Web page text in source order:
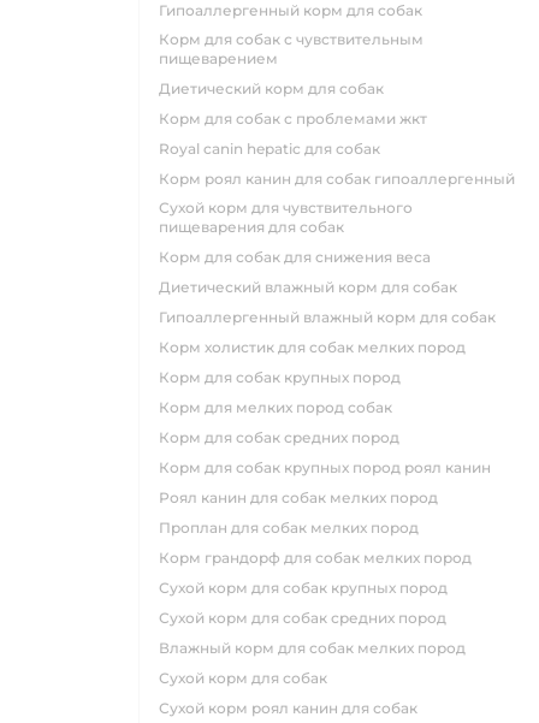
гипоаллергенный корм для собак
корм для собак с чувствительным
пищеварением
диетический корм для собак
корм для собак с проблемами жкт
royal canin hepatic для собак
корм роял канин для собак гипоаллергенный
сухой корм для чувствительного
пищеварения для собак
корм для собак для снижения веса
диетический влажный корм для собак
гипоаллергенный влажный корм для собак
корм холистик для собак мелких пород
корм для собак крупных пород
корм для мелких пород собак
корм для собак средних пород
корм для собак крупных пород роял канин
роял канин для собак мелких пород
проплан для собак мелких пород
корм грандорф для собак мелких пород
сухой корм для собак крупных пород
сухой корм для собак средних пород
влажный корм для собак мелких пород
сухой корм для собак
сухой корм роял канин для собак